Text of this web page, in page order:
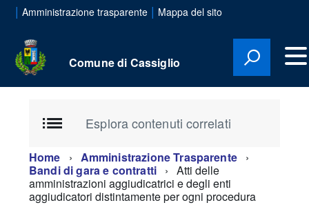
| Amministrazione trasparente | Mappa del sito
Comune di Cassiglio
Esplora contenuti correlati
Home
Amministrazione Trasparente
Bandi di gara e contratti
Atti delle
amministrazioni aggiudicatrici e degli enti
aggiudicatori distintamente per ogni procedura